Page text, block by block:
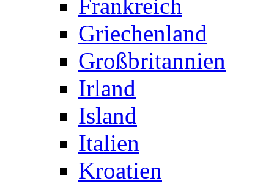
Frankreich
Griechenland
Großbritannien
Irland
Island
Italien
Kroatien